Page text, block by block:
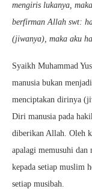
mengiris lukanya,
berfirman Allah swt:
(jiwanya), maka aku
Syaikh Muhammad
manusia bukan
menciptakan dirinya
Diri manusia pada
diberikan Allah. Oleh
apalagi memusuhi dan
kepada setiap muslim
setiap musibah.